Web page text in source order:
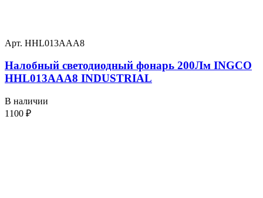
Арт. HHL013AAA8
Налобный светодиодный фонарь 200Лм INGCO
HHL013AAA8 INDUSTRIAL
В наличии
1100 ₽